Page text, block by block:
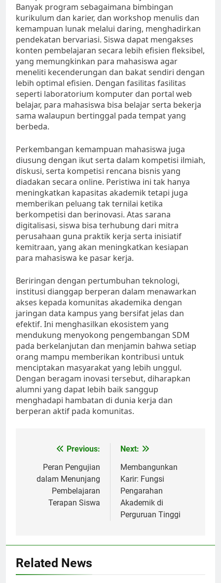
Banyak program sebagaimana bimbingan
kurikulum dan karier, dan workshop menulis dan
kemampuan lunak melalui daring, menghadirkan
pendekatan bervariasi. Siswa dapat mengakses
konten pembelajaran secara lebih efisien fleksibel,
yang memungkinkan para mahasiswa agar
meneliti kecenderungan dan bakat sendiri dengan
lebih optimal efisien. Dengan fasilitas fasilitas
seperti laboratorium komputer dan portal web
belajar, para mahasiswa bisa belajar serta bekerja
sama walaupun bertinggal pada tempat yang
berbeda.
Perkembangan kemampuan mahasiswa juga
diusung dengan ikut serta dalam kompetisi ilmiah,
diskusi, serta kompetisi rencana bisnis yang
diadakan secara online. Peristiwa ini tak hanya
meningkatkan kapasitas akademik tetapi juga
memberikan peluang tak ternilai ketika
berkompetisi dan berinovasi. Atas sarana
digitalisasi, siswa bisa terhubung dari mitra
perusahaan guna praktik kerja serta inisiatif
kemitraan, yang akan meningkatkan kesiapan
para mahasiswa ke pasar kerja.
Beriringan dengan pertumbuhan teknologi,
institusi dianggap berperan dalam menawarkan
akses kepada komunitas akademika dengan
jaringan data kampus yang bersifat jelas dan
efektif. Ini menghasilkan ekosistem yang
mendukung menyokong pengembangan SDM
pada berkelanjutan dan menjamin bahwa setiap
orang mampu memberikan kontribusi untuk
menciptakan masyarakat yang lebih unggul.
Dengan beragam inovasi tersebut, diharapkan
alumni yang dapat lebih baik sanggup
menghadapi hambatan di dunia kerja dan
berperan aktif pada komunitas.
navigation
Previous:
Peran Pengujian
dalam Menunjang
Pembelajaran
Terapan Siswa
Next:
Membangunkan
Karir: Fungsi
Pengarahan
Akademik di
Perguruan Tinggi
Related News